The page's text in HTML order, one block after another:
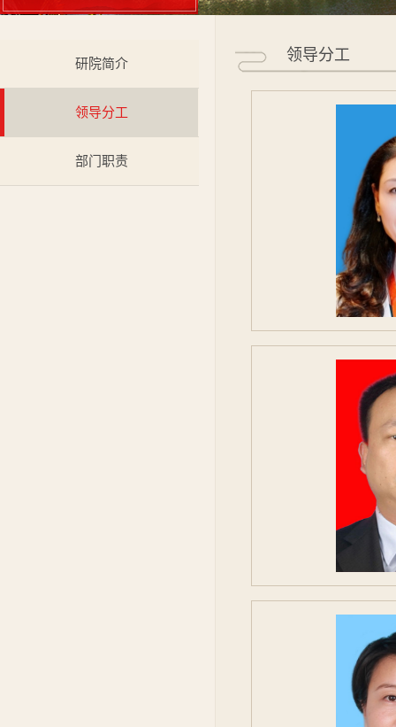
研院简介
领导分工
部门职责
领导分工